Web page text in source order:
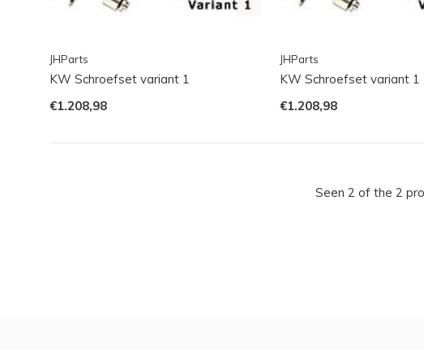
JHParts
KW Schroefset variant 1
€1.208,98
JHParts
KW Schroefset variant 1
€1.208,98
Seen 2 of the 2